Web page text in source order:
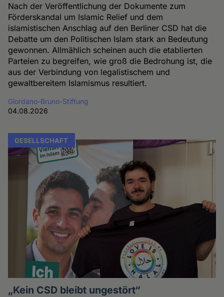
Nach der Veröffentlichung der Dokumente zum
Förderskandal um Islamic Relief und dem
islamistischen Anschlag auf den Berliner CSD hat die
Debatte um den Politischen Islam stark an Bedeutung
gewonnen. Allmählich scheinen auch die etablierten
Parteien zu begreifen, wie groß die Bedrohung ist, die
aus der Verbindung von legalistischem und
gewaltbereitem Islamismus resultiert.
Giordano-Bruno-Stiftung
04.08.2026
GESELLSCHAFT
„Kein CSD bleibt ungestört“